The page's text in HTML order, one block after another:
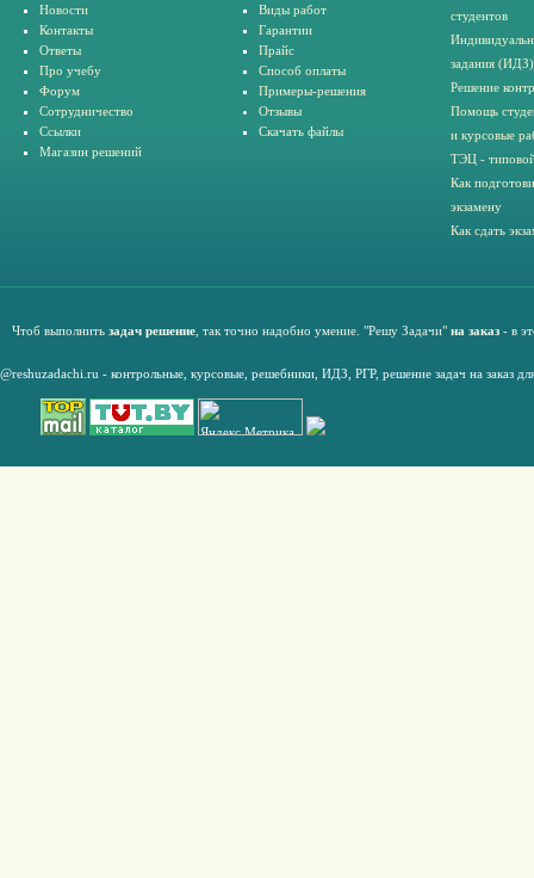
Новости
Контакты
Ответы
Про учебу
Форум
Сотрудничество
Ссылки
Магазин решений
Виды работ
Гарантии
Прайс
Способ оплаты
Примеры-решения
Отзывы
Скачать файлы
студентов
задания (ИДЗ)
Решение
Помощь
и курсовые
ТЭЦ -
Как
экзамену
Как сдать
Чтоб выполнить задач решение , так точно надобно умение. "Решу Задачи" на заказ - в
@reshuzadachi.ru - контрольные, курсовые решебники, ИДЗ, РГР, решение задач на заказ